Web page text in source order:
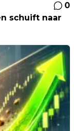
0
schuift naar